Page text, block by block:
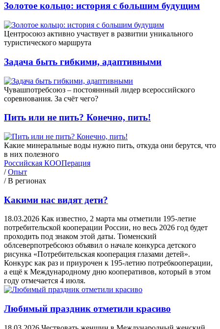
Золотое кольцо: история с большим будущим
Центросоюз активно участвует в развитии уникального
туристического маршрута
Задача быть гибкими, адаптивными
Чувашпотребсоюз – постояннный лидер всероссийского
соревнования. За счёт чего?
Пить или не пить? Конечно, пить!
Какие минеральные воды нужно пить, откуда они берутся, что
в них полезного
Российская КООПерация
/ Опыт
/ В регионах
Какими нас видят дети?
18.03.2026 Как известно, 2 марта мы отметили 195-летие
потребительской кооперации России, но весь 2026 год будет
проходить под знаком этой даты. Тюменский
облсеверпотребсоюз объявил о начале конкурса детского
рисунка «Потребительская кооперация глазами детей».
Конкурс как раз и приурочен к 195-летию потребкооперации,
а ещё к Международному дню кооперативов, который в этом
году отмечается 4 июля.
Любимый праздник отметили красиво